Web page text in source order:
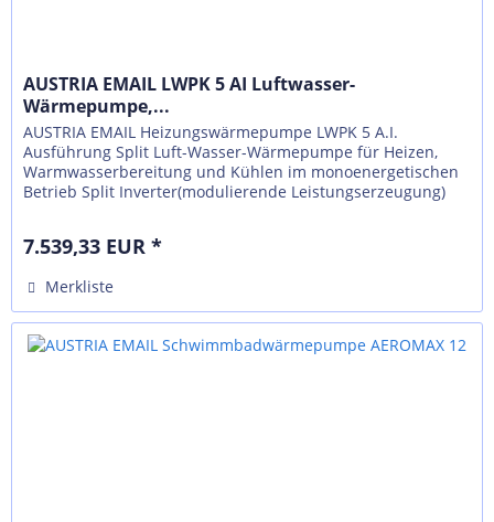
AUSTRIA EMAIL LWPK 5 AI Luftwasser-
Wärmepumpe,...
AUSTRIA EMAIL Heizungswärmepumpe LWPK 5 A.I.
Ausführung Split Luft-Wasser-Wärmepumpe für Heizen,
Warmwasserbereitung und Kühlen im monoenergetischen
Betrieb Split Inverter(modulierende Leistungserzeugung)
7.539,33 EUR *
Merkliste